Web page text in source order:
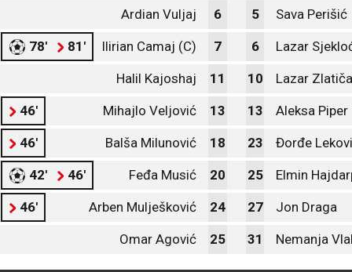
Ardian Vuljaj 6 5 Sava Perišić
78' 81' Ilirian Camaj (C) 7 6 Lazar
Halil Kajoshaj 11 10 Lazar
46' Mihajlo Veljović 13 13 Aleksa Piper
46' Balša Milunović 18 23 Đorđe
42' 46' Feđa Musić 20 25 Elmin
46' Arben Mulješković 24 27 Jon Draga
Omar Agović 25 31 Nemanja